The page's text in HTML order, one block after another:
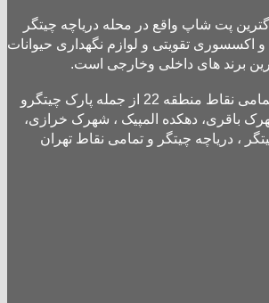
پت شاپ واقع در محله دریاچه چیتگر
و اکسسوری تقویتی و لوازم نگهداری حیوانات
برند های داخلی وخارجی است.
پت شاپ نینی پت به تمامی نقاط منطقه 22 از جمله پارک چیتگرو
باقری، دهکده المپیک ، شهرک خرازی،
، دریاچه چیتگر و تمامی نقاط تهران